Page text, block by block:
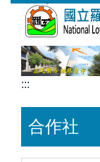
:::
合作社